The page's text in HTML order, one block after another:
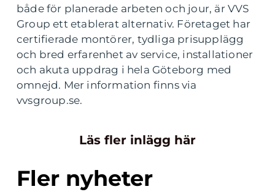
både för planerade arbeten och jour, är VVS
Group ett etablerat alternativ. Företaget har
certifierade montörer, tydliga prisupplägg
och bred erfarenhet av service, installationer
och akuta uppdrag i hela Göteborg med
omnejd. Mer information finns via
vvsgroup.se.
Läs fler inlägg här
Fler nyheter